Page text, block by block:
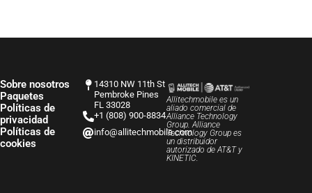
Sobre nosotros
Paquetes
Políticas de
privacidad
Políticas de
cookies
14310 NW 11th St
Pembroke Pines
FL 33028
+1 (808) 900-8834
info@allitechmobile.com
Allitechmobile es un
aliado comercial de
Alliance Technology
Group. Alliance
Technology Group es
un distribuidor
autorizado de AT&T y
KINETIC.